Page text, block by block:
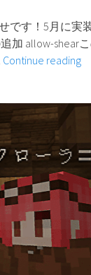
です！5月に実
加 allow-shear
Continue reading
月
ア
ッ
デ
ト